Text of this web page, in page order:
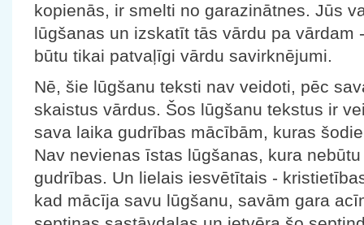
kopienās, ir smelti no garazinātnes. Jūs
lūgšanas un izskatīt tās vārdu pa vārdam
būtu tikai patvaļīgi vārdu savirknējumi.
Nē, šie lūgšanu teksti nav veidoti, pēc
skaistus vārdus. Šos lūgšanu tekstus ir
sava laika gudrības mācībām, kuras
Nav nevienas īstas lūgšanas, kura
gudrības. Un lielais iesvētītais -
kad mācīja savu lūgšanu, savām gara